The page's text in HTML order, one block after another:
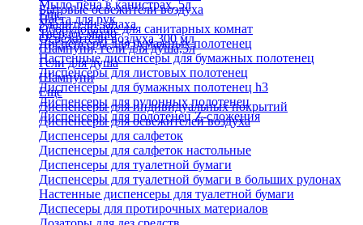
Мыло-пена в канистрах, 5л
Паста для рук
Твердое мыло
Шампуни, гели для душа,5л
Гели для душа
Шампуни
Бытовые освежители воздуха
Удалители запаха
Освежители воздуха 300 мл
Еще
Оборудование для санитарных комнат
Диспенсеры для бумажных полотенец
Настенные диспенсеры для бумажных полотенец
Диспенсеры для листовых полотенец
Диспенсеры для бумажных полотенец h3
Диспенсеры для рулонных полотенец
Диспенсеры для полотенец Z-сложения
Еще
Диспенсеры для индивидуальных покрытий
Диспенсеры для освежителей воздуха
Диспенсеры для салфеток
Диспенсеры для салфеток настольные
Диспенсеры для туалетной бумаги
Диспенсеры для туалетной бумаги в больших рулонах
Настенные диспенсеры для туалетной бумаги
Диспесеры для протирочных материалов